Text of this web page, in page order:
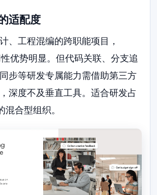
适配度
、工程混编的跨职能项目，
优势明显。但代码关联、分支追
步等研发专属能力需借助第三方
深度不及垂直工具。适合研发占
合型组织。